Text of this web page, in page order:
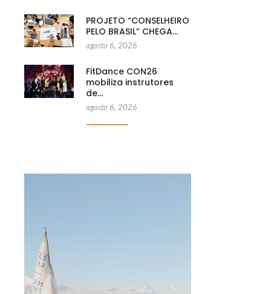
PROJETO “CONSELHEIRO
PELO BRASIL” CHEGA…
agosto 6, 2026
FitDance CON26
mobiliza instrutores
de…
agosto 6, 2026